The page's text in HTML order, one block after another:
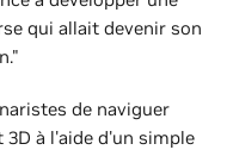
qui allait devenir son
de naviguer
à l'aide d'un simple